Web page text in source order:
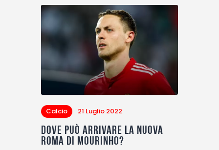
Calcio 21 Luglio 2022
Dove può arrivare la nuova
Roma di Mourinho?